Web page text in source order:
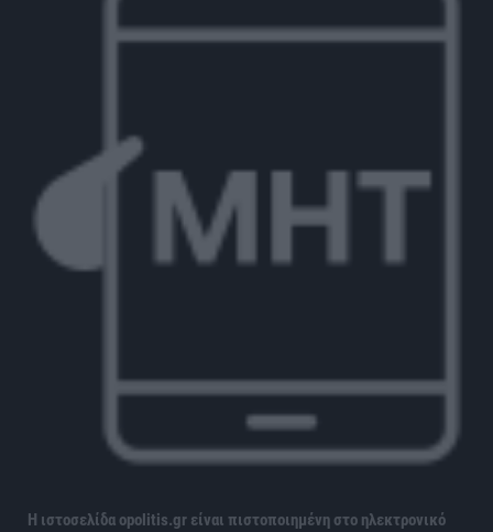
Η ιστοσελίδα opolitis.gr είναι πιστοποιημένη στο ηλεκτρονικό